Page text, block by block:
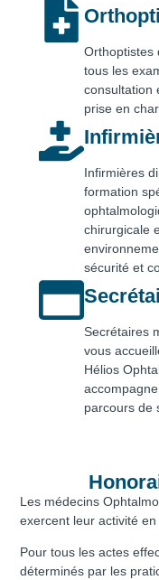
Orthoptistes
tous les
consultation
prise en
Infirmières
formation
chirurgicale
sécurité et
Secrétaires
vous
Hélios
parcours de
Les médecins
exercent leur activité
Pour tous les actes
déterminés par les